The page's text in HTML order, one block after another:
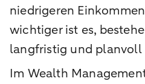
niedrigeren
wichtiger ist es,
langfristig und planvoll
Im Wealth